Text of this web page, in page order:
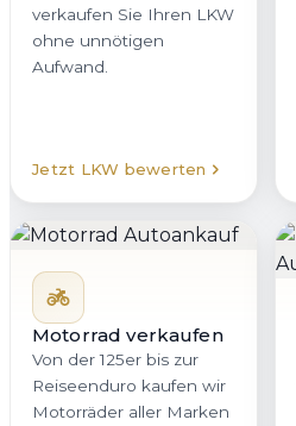
verkaufen Sie Ihren LKW
ohne unnötigen
Aufwand.
Jetzt LKW bewerten
Motorrad verkaufen
Von der 125er bis zur
Reiseenduro kaufen wir
Motorräder aller Marken